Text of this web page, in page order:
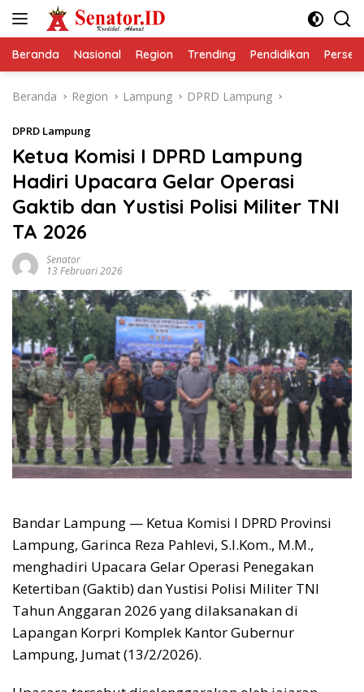
Beranda Nasional Region Trending Pendidikan
Beranda Region Lampung DPRD Lampung
DPRD Lampung
Ketua Komisi I DPRD Lampung
Hadiri Upacara Gelar Operasi
Gaktib dan Yustisi Polisi Militer TNI
TA 2026
Senator
13 Februari 2026
Bandar Lampung — Ketua Komisi I DPRD Provinsi
Lampung, Garinca Reza Pahlevi, S.I.Kom., M.M.,
menghadiri Upacara Gelar Operasi Penegakan
Ketertiban (Gaktib) dan Yustisi Polisi Militer TNI
Tahun Anggaran 2026 yang dilaksanakan di
Lapangan Korpri Komplek Kantor Gubernur
Lampung, Jumat (13/2/2026).